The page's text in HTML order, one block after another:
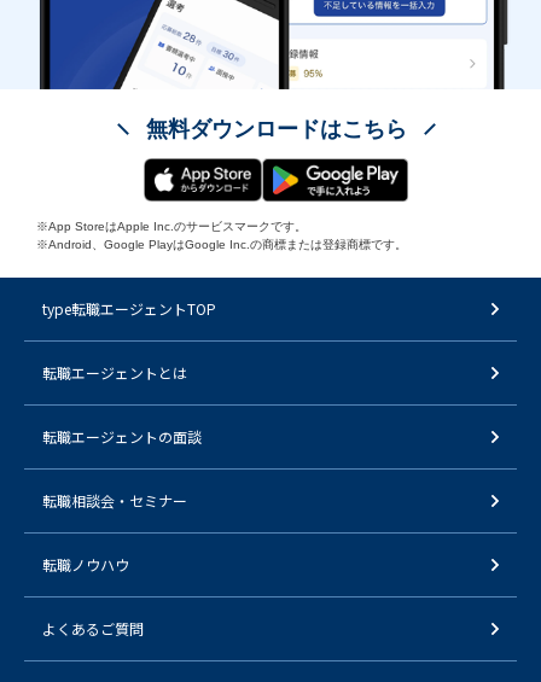
無料ダウンロードはこちら
※App StoreはApple Inc.のサービスマークです。
※Android、Google PlayはGoogle Inc.の商標または登録商標です。
type転職エージェントTOP
転職エージェントとは
転職エージェントの面談
転職相談会・セミナー
転職ノウハウ
よくあるご質問